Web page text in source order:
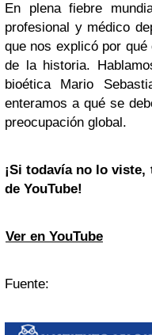
En plena fiebre
profesional y médico
que nos explicó por
de la historia.
bioética Mario
enteramos a qué se
preocupación global.
¡Si todavía no lo viste,
de YouTube!
Ver en YouTube
Fuente: